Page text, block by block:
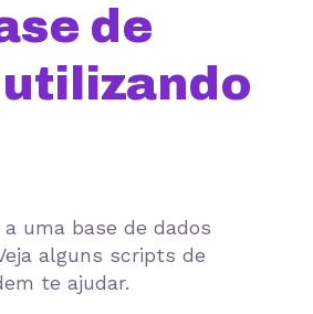
de
uma base de dados
alguns scripts de
te ajudar.